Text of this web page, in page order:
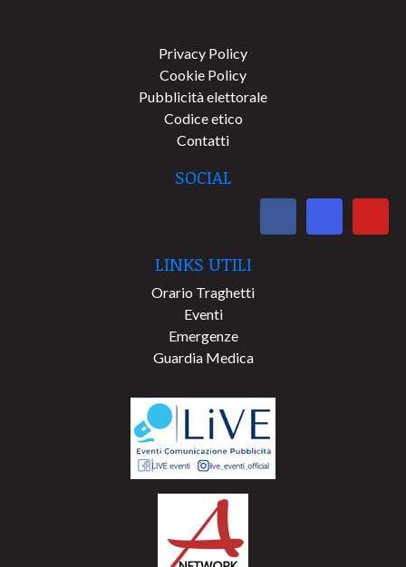
Privacy Policy
Cookie Policy
Pubblicità elettorale
Codice etico
Contatti
SOCIAL
LINKS UTILI
Orario Traghetti
Eventi
Emergenze
Guardia Medica